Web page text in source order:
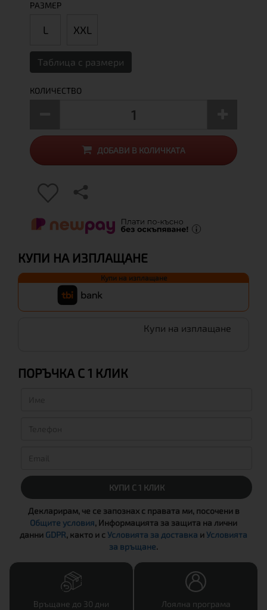
РАЗМЕР
L XXL
Таблица с размери
КОЛИЧЕСТВО
ДОБАВИ В КОЛИЧКАТА
КУПИ НА ИЗПЛАЩАНЕ
Купи на изплащане
Купи на изплащане
ПОРЪЧКА С 1 КЛИК
КУПИ С 1 КЛИК
Декларирам, че се запознах с правата ми, посочени в
Общите условия, Информацията за защита на лични
данни GDPR, както и сУсловията за доставка иУсловията
за връщане.
Връщане до 30 дни Лоялна програма